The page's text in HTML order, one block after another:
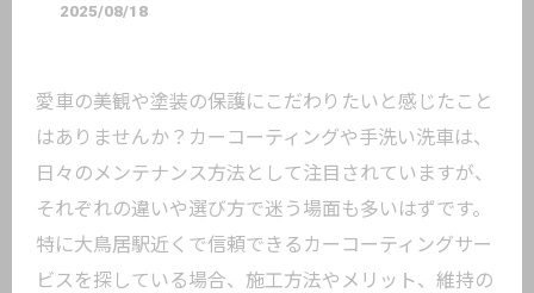
2025/08/18
愛車の美観や塗装の保護にこだわりたいと感じたこと
はありませんか？カーコーティングや手洗い洗車は、
日々のメンテナンス方法として注目されていますが、
それぞれの違いや選び方で迷う場面も多いはずです。
特に大鳥居駅近くで信頼できるカーコーティングサー
ビスを探している場合、施工方法やメリット、維持の